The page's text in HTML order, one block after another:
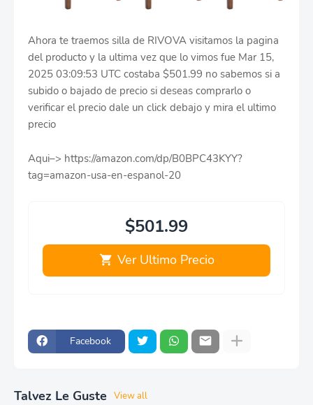
Ahora te traemos silla de RIVOVA visitamos la pagina
del producto y la ultima vez que lo vimos fue Mar 15,
2025 03:09:53 UTC costaba $501.99 no sabemos si a
subido o bajado de precio si deseas comprarlo o
verificar el precio dale un click debajo y mira el ultimo
precio
Aqui–> https://amazon.com/dp/B0BPC43KYY?
tag=amazon-usa-en-espanol-20
$501.99
Ver Ultimo Precio
Facebook
Talvez Le Guste View all